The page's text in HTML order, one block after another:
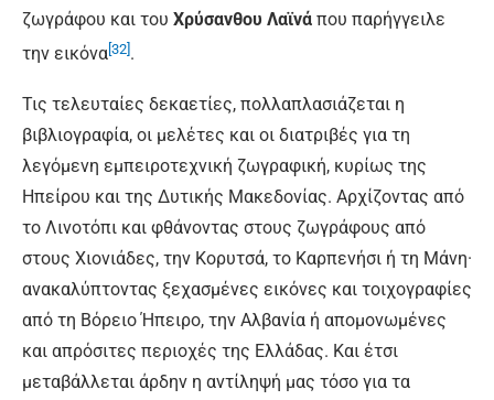
ζωγράφου και του Χρύσανθου Λαϊνά που παρήγγειλε
την εικόνα[32].
Τις τελευταίες δεκαετίες, πολλαπλασιάζεται η
βιβλιογραφία, οι μελέτες και οι διατριβές για τη
λεγόμενη εμπειροτεχνική ζωγραφική, κυρίως της
Ηπείρου και της Δυτικής Μακεδονίας. Αρχίζοντας από
το Λινοτόπι και φθάνοντας στους ζωγράφους από
στους Χιονιάδες, την Κορυτσά, το Καρπενήσι ή τη Μάνη·
ανακαλύπτοντας ξεχασμένες εικόνες και τοιχογραφίες
από τη Βόρειο Ήπειρο, την Αλβανία ή απομονωμένες
και απρόσιτες περιοχές της Ελλάδας. Και έτσι
μεταβάλλεται άρδην η αντίληψή μας τόσο για τα